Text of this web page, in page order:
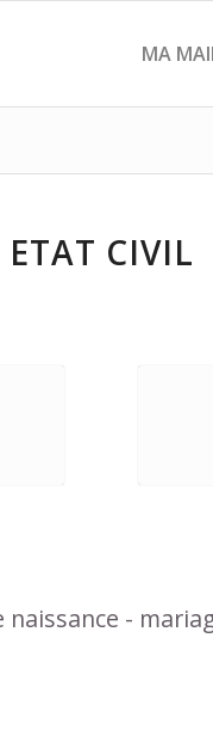
MA
ETAT CIVIL
naissance -